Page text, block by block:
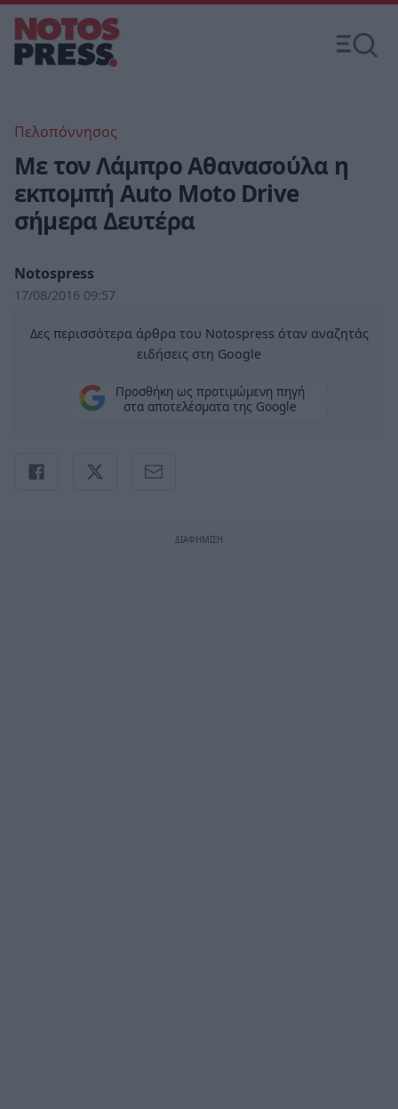
Πελοπόννησος
Με τον Λάμπρο Αθανασούλα η
εκπομπή Auto Moto Drive
σήμερα Δευτέρα
Notospress
17/08/2016 09:57
Δες περισσότερα άρθρα του Notospress όταν αναζητάς
ειδήσεις στη Google
Προσθήκη ως προτιμώμενη πηγή
στα αποτελέσματα της Google